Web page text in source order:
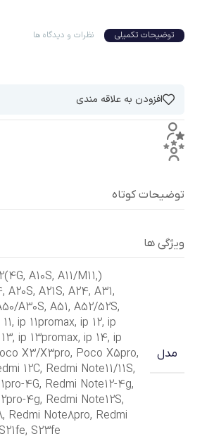
توضیحات تکمیلی نظرات و دیدگاه ها
توضیحات کوتاه
ویژگی ها
مدل
(A13(4G
, A10S, A11/M11,
, A20S, A21S, A24, A31,
A30S, A51, A52/52S,
, ip 11promax, ip 12, ip
, ip 13promax, ip 14, ip
X3/X3pro, Poco X5pro,
12C, Redmi Note11/11S,
4G, Redmi Note12-4g,
4g, Redmi Note12S,
, Redmi Note8pro, Redmi
S21fe, S23fe
افزودن به علاقه مندی